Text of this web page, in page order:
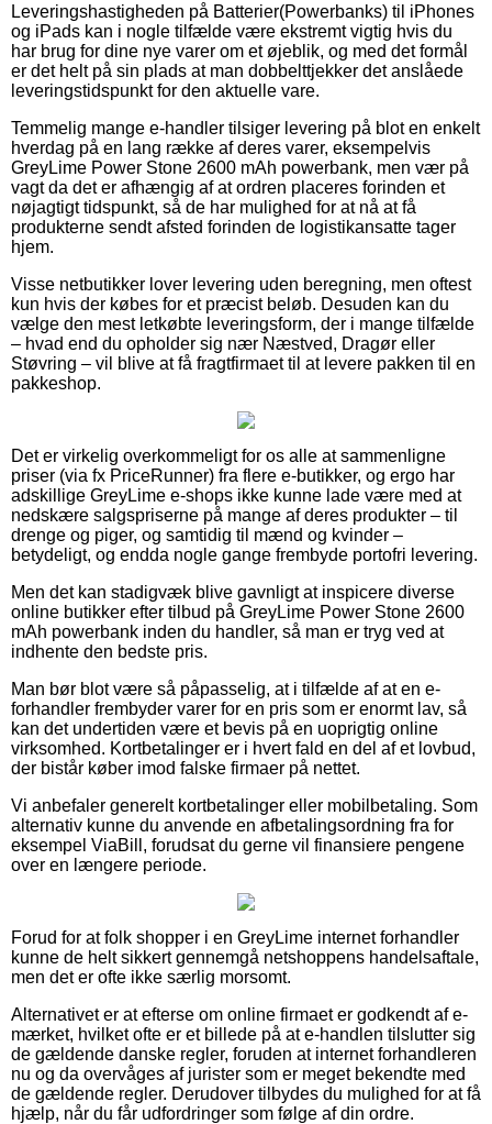
Leveringshastigheden på Batterier(Powerbanks) til iPhones
og iPads kan i nogle tilfælde være ekstremt vigtig hvis du
har brug for dine nye varer om et øjeblik, og med det formål
er det helt på sin plads at man dobbelttjekker det anslåede
leveringstidspunkt for den aktuelle vare.
Temmelig mange e-handler tilsiger levering på blot en enkelt
hverdag på en lang række af deres varer, eksempelvis
GreyLime Power Stone 2600 mAh powerbank, men vær på
vagt da det er afhængig af at ordren placeres forinden et
nøjagtigt tidspunkt, så de har mulighed for at nå at få
produkterne sendt afsted forinden de logistikansatte tager
hjem.
Visse netbutikker lover levering uden beregning, men oftest
kun hvis der købes for et præcist beløb. Desuden kan du
vælge den mest letkøbte leveringsform, der i mange tilfælde
– hvad end du opholder sig nær Næstved, Dragør eller
Støvring – vil blive at få fragtfirmaet til at levere pakken til en
pakkeshop.
Det er virkelig overkommeligt for os alle at sammenligne
priser (via fx PriceRunner) fra flere e-butikker, og ergo har
adskillige GreyLime e-shops ikke kunne lade være med at
nedskære salgspriserne på mange af deres produkter – til
drenge og piger, og samtidig til mænd og kvinder –
betydeligt, og endda nogle gange frembyde portofri levering.
Men det kan stadigvæk blive gavnligt at inspicere diverse
online butikker efter tilbud på GreyLime Power Stone 2600
mAh powerbank inden du handler, så man er tryg ved at
indhente den bedste pris.
Man bør blot være så påpasselig, at i tilfælde af at en e-
forhandler frembyder varer for en pris som er enormt lav, så
kan det undertiden være et bevis på en uoprigtig online
virksomhed. Kortbetalinger er i hvert fald en del af et lovbud,
der bistår køber imod falske firmaer på nettet.
Vi anbefaler generelt kortbetalinger eller mobilbetaling. Som
alternativ kunne du anvende en afbetalingsordning fra for
eksempel ViaBill, forudsat du gerne vil finansiere pengene
over en længere periode.
Forud for at folk shopper i en GreyLime internet forhandler
kunne de helt sikkert gennemgå netshoppens handelsaftale,
men det er ofte ikke særlig morsomt.
Alternativet er at efterse om online firmaet er godkendt af e-
mærket, hvilket ofte er et billede på at e-handlen tilslutter sig
de gældende danske regler, foruden at internet forhandleren
nu og da overvåges af jurister som er meget bekendte med
de gældende regler. Derudover tilbydes du mulighed for at få
hjælp, når du får udfordringer som følge af din ordre.